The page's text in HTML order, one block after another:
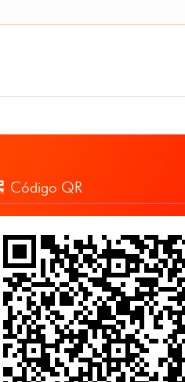
Código QR